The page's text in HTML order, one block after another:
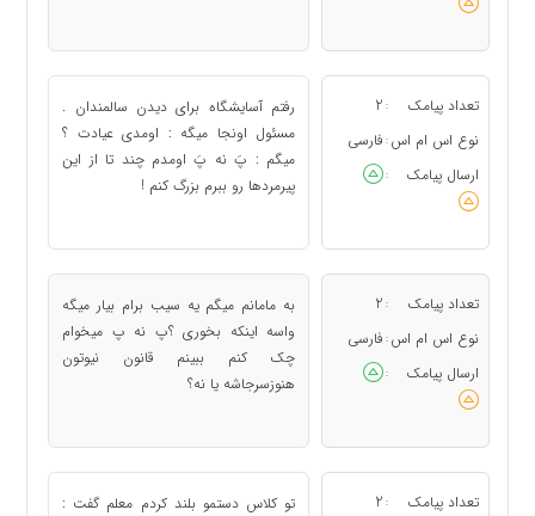
تعداد پیامک :
2
نوع اس ام اس : فارسی
ارسال پیامک
:
رفتم آسایشگاه برای دیدن سالمندان .
مسئول اونجا میگه : اومدی عیادت ؟
میگم : پَ نه پَ اومدم چند تا از این
پیرمردها رو ببرم بزرگ کنم !
تعداد پیامک :
2
نوع اس ام اس : فارسی
ارسال پیامک
:
به مامانم میگم یه سیب برام بیار میگه
واسه اینکه بخوری ؟پ نه پ میخوام
چک کنم ببینم قانون نیوتون
هنوزسرجاشه یا نه؟
تعداد پیامک :
2
تو کلاس دستمو بلند کردم معلم گفت :